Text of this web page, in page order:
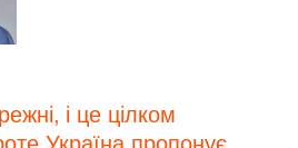
і це цілком